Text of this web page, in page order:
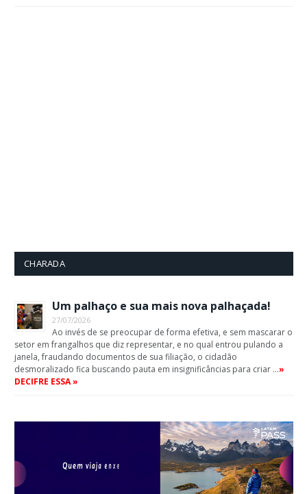
CHARADA
Um palhaço e sua mais nova palhaçada!
27/07/2026
Ao invés de se preocupar de forma efetiva, e sem mascarar o
setor em frangalhos que diz representar, e no qual entrou pulando a
janela, fraudando documentos de sua filiação, o cidadão
desmoralizado fica buscando pauta em insignificâncias para criar …»
DECIFRE ESSA »